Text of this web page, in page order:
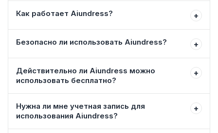
Как работает Aiundress? +
Безопасно ли использовать Aiundress? +
Действительно ли Aiundress можно
использовать бесплатно?
+
Нужна ли мне учетная запись для
использования Aiundress?
+